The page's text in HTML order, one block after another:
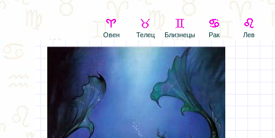
Овен Телец Близнецы Рак Лев